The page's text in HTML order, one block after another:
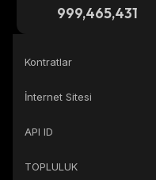
999,465,431
Kontratlar
İnternet Sitesi
API ID
TOPLULUK